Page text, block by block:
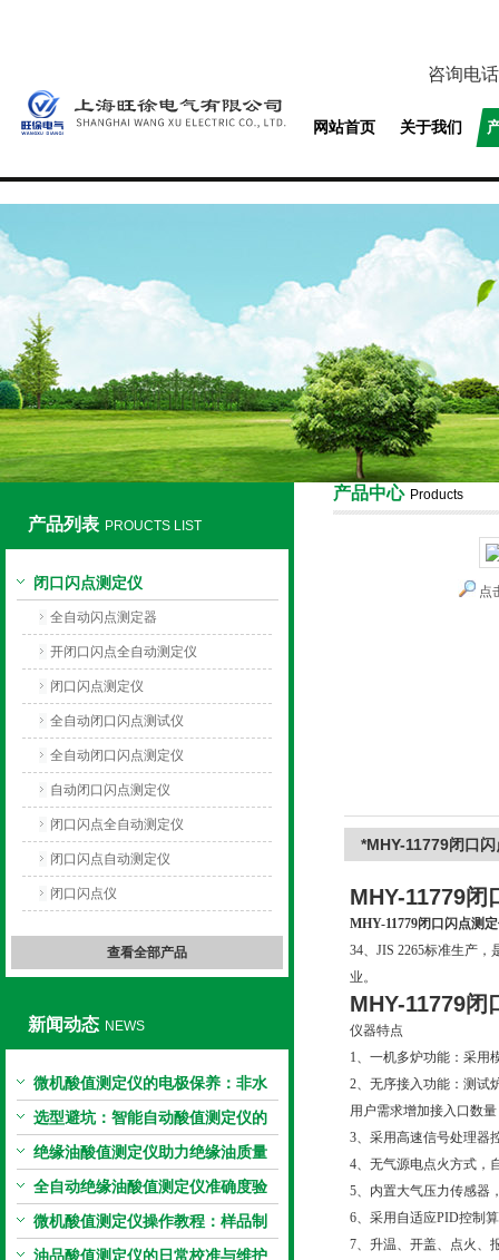
上海旺徐电气有限公司
咨询电
网站首页 关于我们
产品列表 PROUCTS LIST
闭口闪点测定仪
全自动闪点测定器
开闭口闪点全自动测定仪
闭口闪点测定仪
全自动闭口闪点测试仪
全自动闭口闪点测定仪
自动闭口闪点测定仪
闭口闪点全自动测定仪
闭口闪点自动测定仪
闭口闪点仪
查看全部产品
新闻动态 NEWS
微机酸值测定仪的电极保养：非水
电极的清洗与活化方法
选型避坑：智能自动酸值测定仪的
加热功率与萃取时间关系
绝缘油酸值测定仪助力绝缘油质量
把控，降低设备故障
全自动绝缘油酸值测定仪准确度验
证：标准物质标定步骤
微机酸值测定仪操作教程：样品制
备、参数设置与结果解读
油品酸值测定仪的日常校准与维护
产品中心 Products
点
*MHY-11779闭口
MHY-11779闭
MHY-11779闭口闪点测
34、JIS 2265标准生产
业。
MHY-11779闭
仪器特点
1、一机多炉功能：采用
2、无序接入功能：测试
用户需求增加接入口数
3、采用高速信号处理器
4、无气源电点火方式，
5、内置大气压力传感器
6、采用自适应PID控制
7、升温、开盖、点火、